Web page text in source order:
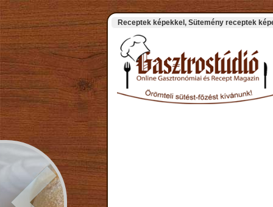
Receptek képekkel, Sütemény receptek